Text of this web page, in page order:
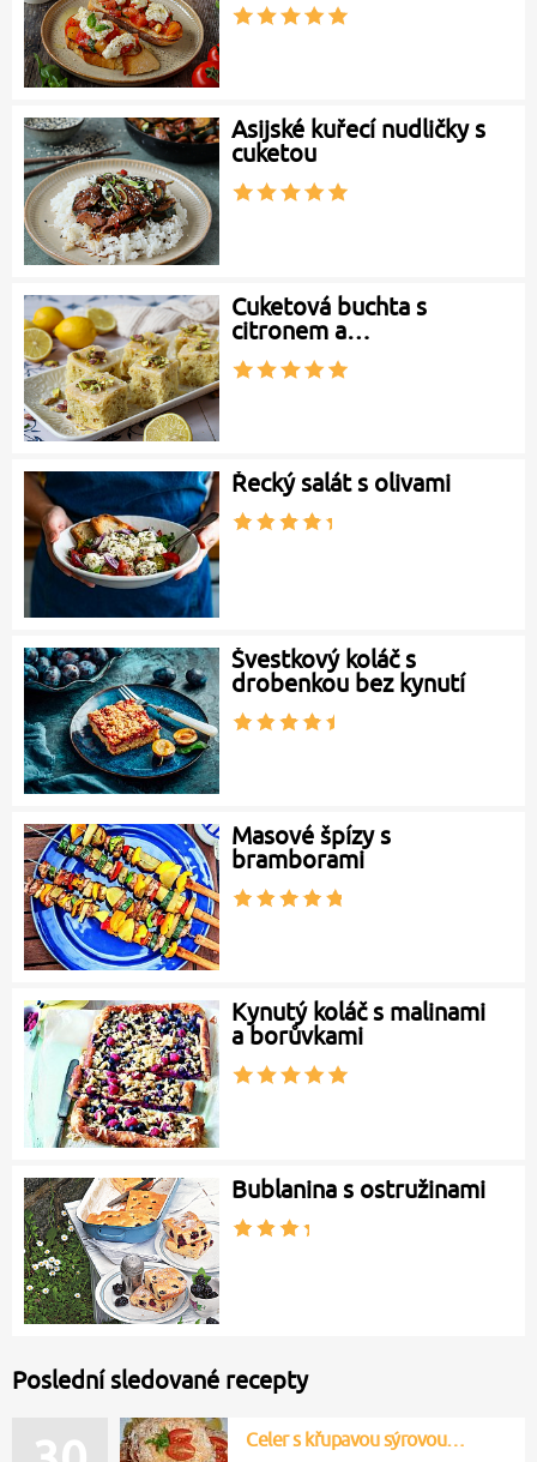
Asijské kuřecí nudličky s
cuketou
Cuketová buchta s
citronem a…
Řecký salát s olivami
Švestkový koláč s
drobenkou bez kynutí
Masové špízy s
bramborami
Kynutý koláč s malinami
a borůvkami
Bublanina s ostružinami
Poslední sledované recepty
Celer s křupavou sýrovou…